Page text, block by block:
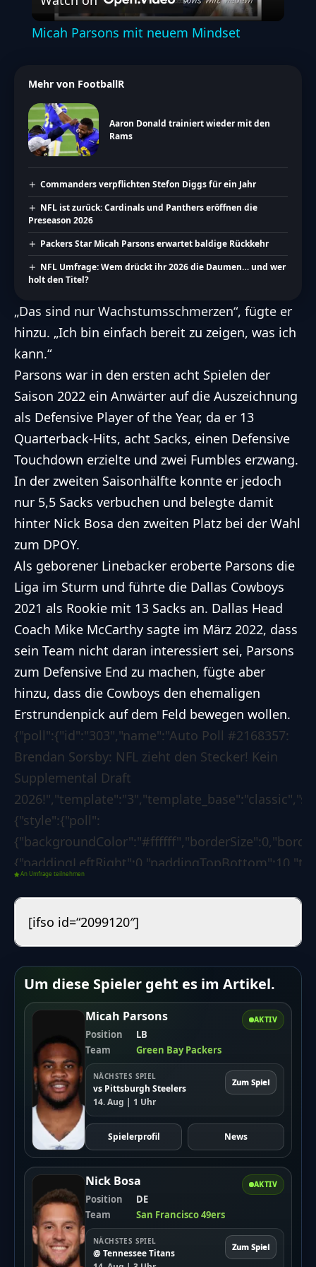
Video
Micah Parsons mit neuem Mindset
Mehr von FootballR
Aaron Donald trainiert wieder mit den
Rams
Commanders verpflichten Stefon Diggs für ein Jahr
NFL ist zurück: Cardinals und Panthers eröffnen die
Preseason 2026
Packers Star Micah Parsons erwartet baldige Rückkehr
NFL Umfrage: Wem drückt ihr 2026 die Daumen… und wer
holt den Titel?
„Das sind nur Wachstumsschmerzen“, fügte er
hinzu. „Ich bin einfach bereit zu zeigen, was ich
kann.“
Parsons war in den ersten acht Spielen der
Saison 2022 ein Anwärter auf die Auszeichnung
als Defensive Player of the Year, da er 13
Quarterback-Hits, acht Sacks, einen Defensive
Touchdown erzielte und zwei Fumbles erzwang.
In der zweiten Saisonhälfte konnte er jedoch
nur 5,5 Sacks verbuchen und belegte damit
hinter Nick Bosa den zweiten Platz bei der Wahl
zum DPOY.
Als geborener Linebacker eroberte Parsons die
Liga im Sturm und führte die Dallas Cowboys
2021 als Rookie mit 13 Sacks an. Dallas Head
Coach Mike McCarthy sagte im März 2022, dass
sein Team nicht daran interessiert sei, Parsons
zum Defensive End zu machen, fügte aber
hinzu, dass die Cowboys den ehemaligen
Erstrundenpick auf dem Feld bewegen wollen.
{"poll":{"id":"303","name":"Auto Poll #2168357:
Brendan Sorsby: NFL zieht den Stecker! Kein
Supplemental Draft
{"style":{"poll":
[]},"options":{"poll":
06-30
{"showResultsMoment":["after-
vote"],"customDateResults":"","showResultsTo":
["guest","registered"],"resultsDetails":
["percentages","votes-
zur Abstimmung","sortResults":"number-of-
{"votePermissions":
[{"id":"303","poll_id":"303","etext":"Sollte die NFL
Brendan Sorsby trotz seiner Wettvergangenheit
An Umfrage teilnehmen
[ifso id=“2099120″]
Um diese Spieler geht es im Artikel.
AKTIV
Micah Parsons
Position
LB
Team
Green Bay Packers
NÄCHSTES SPIEL
vs Pittsburgh Steelers
14. Aug | 1 Uhr
Zum Spiel
Spielerprofil News
AKTIV
Nick Bosa
Position
DE
Team
San Francisco 49ers
NÄCHSTES SPIEL
@ Tennessee Titans
Zum Spiel